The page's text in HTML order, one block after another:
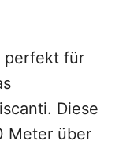
perfekt für
Diese
Meter über